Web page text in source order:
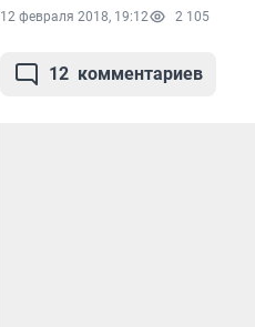
12 февраля 2018, 19:12 2 105
12 комментариев